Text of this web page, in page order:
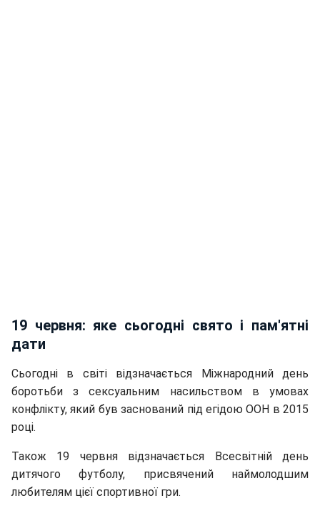
19 червня: яке сьогодні свято і пам'ятні
дати
Сьогодні в світі відзначається Міжнародний день
боротьби з сексуальним насильством в умовах
конфлікту, який був заснований під егідою ООН в 2015
році.
Також 19 червня відзначається Всесвітній день
дитячого футболу, присвячений наймолодшим
любителям цієї спортивної гри.